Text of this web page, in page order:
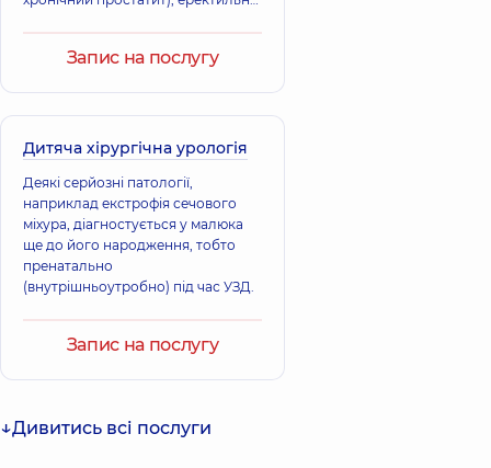
шляхом.Запис на послугу
Дитяча хірургічна урологія
Деякі серйозні патології,
наприклад екстрофія сечового
міхура, діагностується у малюка
ще до його народження, тобто
пренатально
(внутрішньоутробно) під час УЗД.
Запис на послугу
Дивитись всі послуги